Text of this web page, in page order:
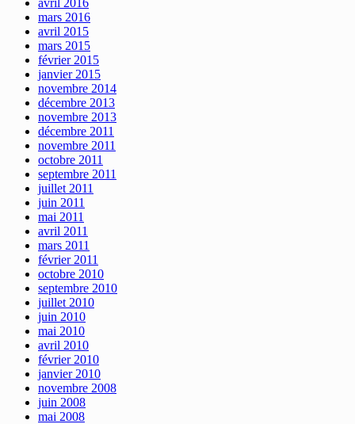
mars 2016
avril 2015
mars 2015
février 2015
janvier 2015
novembre 2014
décembre 2013
novembre 2013
décembre 2011
novembre 2011
octobre 2011
septembre 2011
juillet 2011
juin 2011
mai 2011
avril 2011
mars 2011
février 2011
octobre 2010
septembre 2010
juillet 2010
juin 2010
mai 2010
avril 2010
février 2010
janvier 2010
novembre 2008
juin 2008
mai 2008